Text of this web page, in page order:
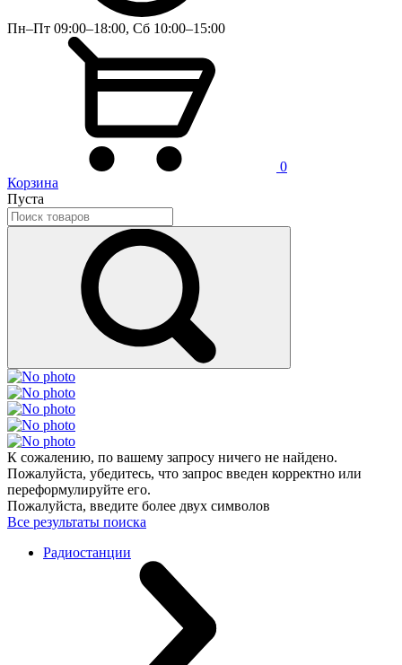
Пн–Пт 09:00–18:00, Сб 10:00–15:00
0
Корзина
Пуста
К сожалению, по вашему запросу ничего не найдено.
Пожалуйста, убедитесь, что запрос введен корректно или
переформулируйте его.
Пожалуйста, введите более двух символов
Все результаты поиска
Радиостанции